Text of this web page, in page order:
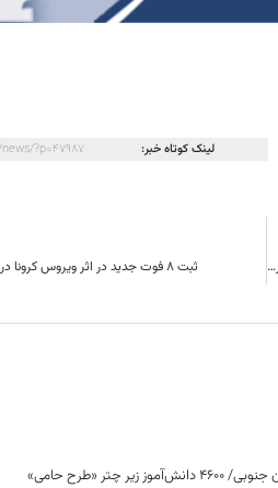
لینک کوتاه خبر: ?p=47987
تشکیل بخش سرداران نهبندان با تدبیر و پیگیری معتمدیان استاندار سابق خدمت ماندگار ثبت 8 فوت جدید در اثر ویروس کرونا در خراسان جنوبی
«طرح حامی»